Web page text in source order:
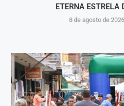
ETERNA ESTRELA
8 de agosto de 2026